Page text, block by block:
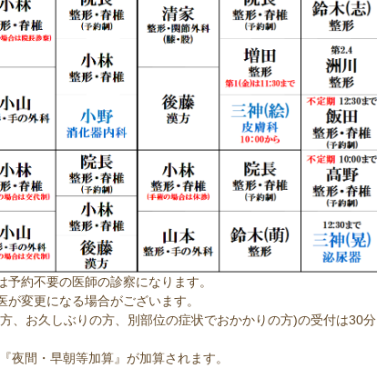
予約不要の医師の診察になります。
が変更になる場合がございます。
、お久しぶりの方、別部位の症状でおかかりの方)の受付は30分
夜間・早朝等加算』が加算されます。